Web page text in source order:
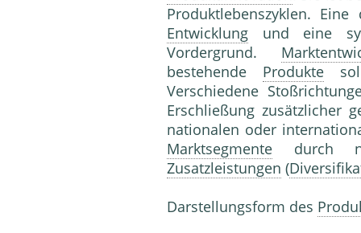
Produktlebenszyklen.
Entwicklung und eine
Vordergrund.
bestehende Produkte
Verschiedene
Erschließung zusätzlicher
nationalen oder
Marktsegmente durch
Zusatzleistungen (
Darstellungsform des